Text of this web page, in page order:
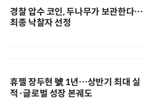
경찰 압수 코인, 두나무가 보관한다…
최종 낙찰자 선정
휴젤 장두현 號 1년…상반기 최대 실
적·글로벌 성장 본궤도